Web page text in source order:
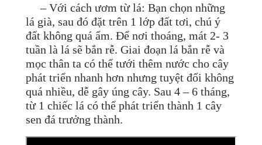
– Với cách ươm từ lá: Bạn chọn những
lá già, sau đó đặt trên 1 lớp đất tơi, chú ý
đất không quá ẩm. Để nơi thoáng, mát 2- 3
tuần là lá sẽ bắn rễ. Giai đoạn lá bắn rễ và
mọc thân ta có thể tưới thêm nước cho cây
phát triển nhanh hơn nhưng tuyệt đối không
quá nhiều, dễ gây úng cây. Sau 4 – 6 tháng,
từ 1 chiếc lá có thể phát triển thành 1 cây
sen đá trưởng thành.